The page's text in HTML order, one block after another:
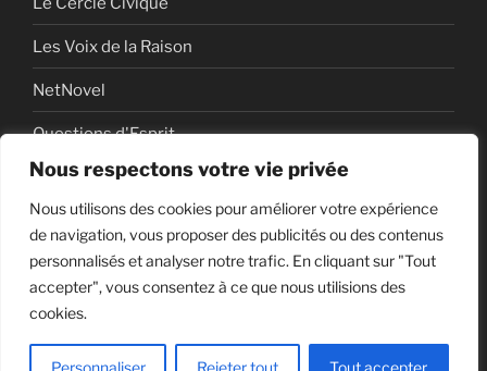
Nous respectons votre vie privée
Nous utilisons des cookies pour améliorer votre expérience
de navigation, vous proposer des publicités ou des contenus
personnalisés et analyser notre trafic. En cliquant sur "Tout
accepter", vous consentez à ce que nous utilisions des
cookies.
Personnaliser Rejeter tout Tout accepter
Les Voix de la Raison
NetNovel
Questions d'Esprit
Série
Série vidéo
WordPress